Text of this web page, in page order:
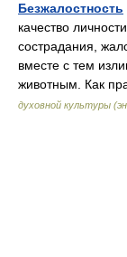
Безжалостность
качество
сострадания,
вместе с тем
животным. Как
духовной культуры